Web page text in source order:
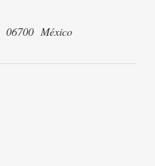
06700 México